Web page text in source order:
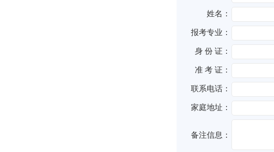
姓名：
报考专业：
身 份 证：
准 考 证：
联系电话：
家庭地址：
备注信息：